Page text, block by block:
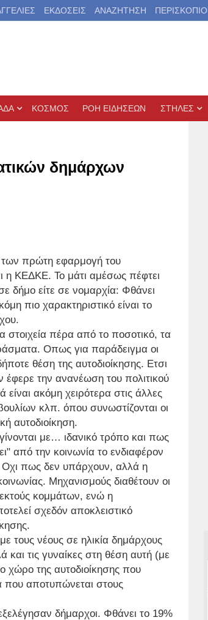
ΕΚΔΟΣΕΙΣ ΑΝΑΖΗΤΗΣΗ ΠΕΡΙΣΚΟΠΙΟ
ΚΟΣΜΟΣ ΡΟΗ ΕΙΔΗΣΕΩΝ ΣΤΗΛΕΣ
δημάρχων
των πρώτη εφαρμογή του
η ΚΕΔΚΕ. Το μάτι αμέσως πέφτει
δήμο είτε σε νομαρχία: Φθάνει
πιο χαρακτηριστικό είναι το
στοιχεία πέρα από το ποσοτικό, τα
Οπως για παράδειγμα οι
θέση της αυτοδιοίκησης. Ετσι
έφερε την ανανέωση του πολιτικού
ακόμη χειρότερα στις άλλες
κλπ. όπου συνωστίζονται οι
αυτοδιοίκηση.
με… ιδανικό τρόπο και πως
από την κοινωνία το ενδιαφέρον
πως δεν υπάρχουν, αλλά η
Μηχανισμούς διαθέτουν οι
κομμάτων, ενώ η
σχεδόν αποκλειστικό
τους νέους σε ηλικία δημάρχους
και τις γυναίκες στη θέση αυτή (με
χώρο της αυτοδιοίκησης που
που αποτυπώνεται στους
δήμαρχοι. Φθάνει το 19%